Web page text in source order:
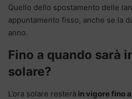
Quello dello spostamento delle
appuntamento fisso, anche se la
anno.
Fino a quando sarà
solare?
L’ora solare resterà in vigore fino